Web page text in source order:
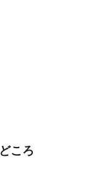
ころ